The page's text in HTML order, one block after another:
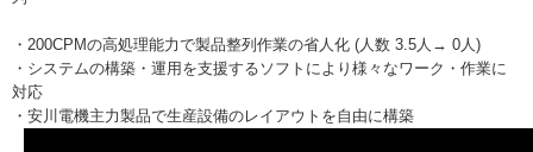
・200CPMの高処理能力で製品整列作業の省人化 (人数 3.5人→ 0人)
・システムの構築・運用を支援するソフトにより様々なワーク・作業に
対応
・安川電機主力製品で生産設備のレイアウトを自由に構築